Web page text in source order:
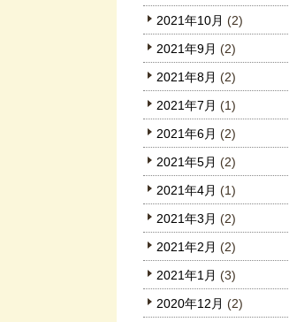
2021年10月 (2)
2021年9月 (2)
2021年8月 (2)
2021年7月 (1)
2021年6月 (2)
2021年5月 (2)
2021年4月 (1)
2021年3月 (2)
2021年2月 (2)
2021年1月 (3)
2020年12月 (2)